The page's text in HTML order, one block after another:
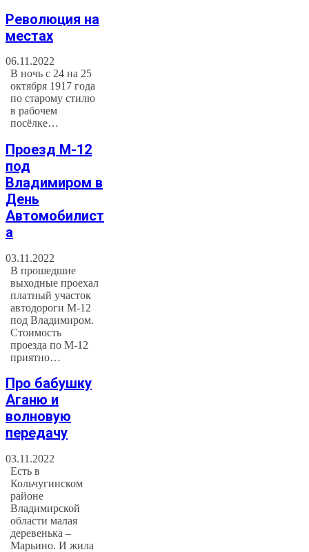
Революция на
местах
06.11.2022
В ночь с 24 на 25
октября 1917 года
по старому стилю
в рабочем
посёлке…
Проезд М-12
под
Владимиром в
День
Автомобилист
а
03.11.2022
В прошедшие
выходные проехал
платный участок
автодороги М-12
под Владимиром.
Стоимость
проезда по М-12
приятно…
Про бабушку
Аганю и
волновую
передачу
03.11.2022
Есть в
Кольчугинском
районе
Владимирской
области малая
деревенька –
Марьино. И жила